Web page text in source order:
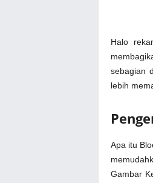
Halo
sebagian
lebih
Apa itu
Gambar